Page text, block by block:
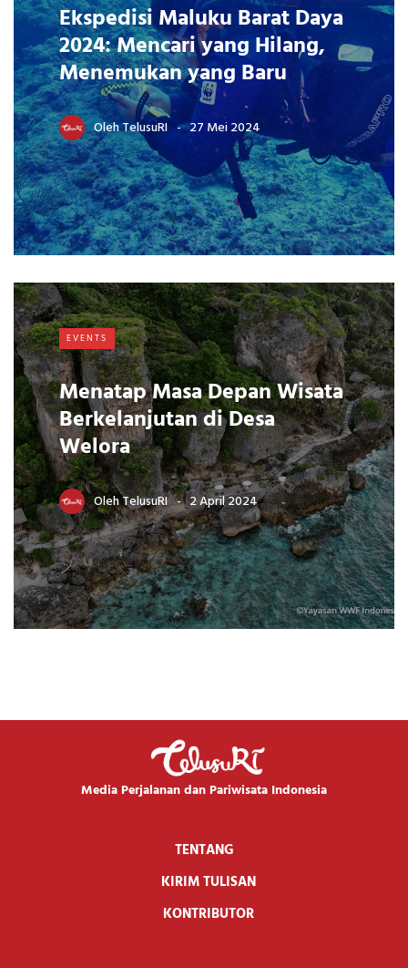
Ekspedisi Maluku Barat Daya
2024: Mencari yang Hilang,
Menemukan yang Baru
OlehTelusuRI 27 Mei 2024
EVENTS
Menatap Masa Depan Wisata
Berkelanjutan di Desa
Welora
OlehTelusuRI 2 April 2024
Media Perjalanan dan Pariwisata Indonesia
TENTANG
KIRIM TULISAN
KONTRIBUTOR